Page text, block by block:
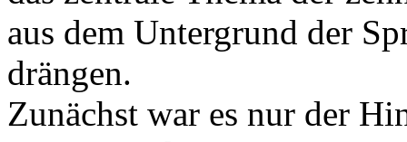
aus dem Untergrund der
drängen.
Zunächst war es nur der